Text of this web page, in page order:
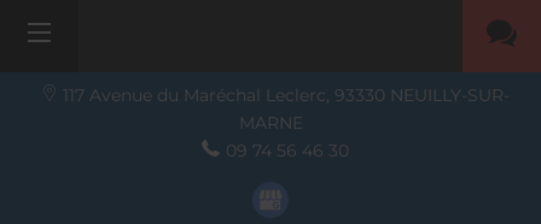
117 Avenue du Maréchal Leclerc, 93330 NEUILLY-SUR-
MARNE
09 74 56 46 30